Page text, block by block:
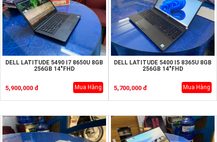
DELL LATITUDE 5490 I7 8650U 8GB
256GB 14"FHD
5,900,000 đ Mua Hàng
DELL LATITUDE 5400 I5 8365U 8GB
256GB 14"FHD
5,700,000 đ Mua Hàng